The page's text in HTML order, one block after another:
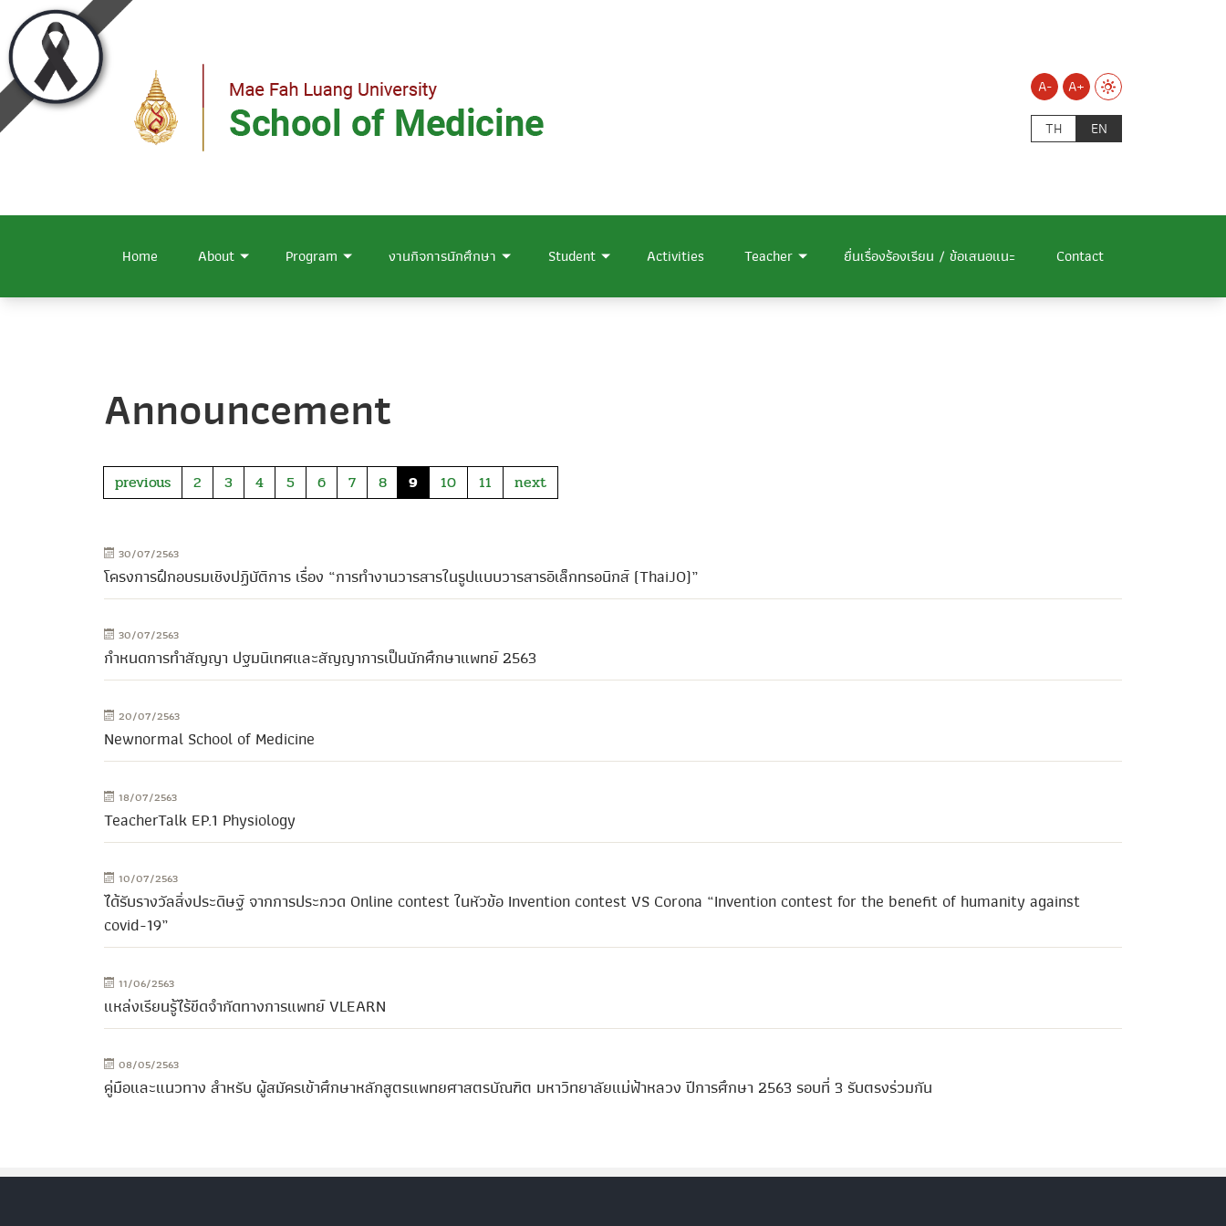
A-
A+
TH
EN
Home About Program งานกิจการนักศึกษา Student Activities Teacher ยื่นเรื่องร้องเรียน / ข้อเสนอแนะ Contact
Announcement
previous 2 3 4 5 6 7 8 9 10 11 next
30/07/2563
โครงการฝึกอบรมเชิงปฏิบัติการ เรื่อง “การทำงานวารสารในรูปแบบวารสารอิเล็กทรอนิกส์ (ThaiJO)”
30/07/2563
กำหนดการทำสัญญา ปฐมนิเทศและสัญญาการเป็นนักศึกษาแพทย์ 2563
20/07/2563
Newnormal School of Medicine
18/07/2563
TeacherTalk EP.1 Physiology
10/07/2563
ได้รับรางวัลสิ่งประดิษฐ์ จากการประกวด Online contest ในหัวข้อ Invention contest VS Corona “Invention contest for the benefit of humanity against
covid-19”
11/06/2563
แหล่งเรียนรู้ไร้ขีดจำกัดทางการแพทย์ VLEARN
08/05/2563
คู่มือและแนวทาง สำหรับ ผู้สมัครเข้าศึกษาหลักสูตรแพทยศาสตรบัณฑิต มหาวิทยาลัยแม่ฟ้าหลวง ปีการศึกษา 2563 รอบที่ 3 รับตรงร่วมกัน